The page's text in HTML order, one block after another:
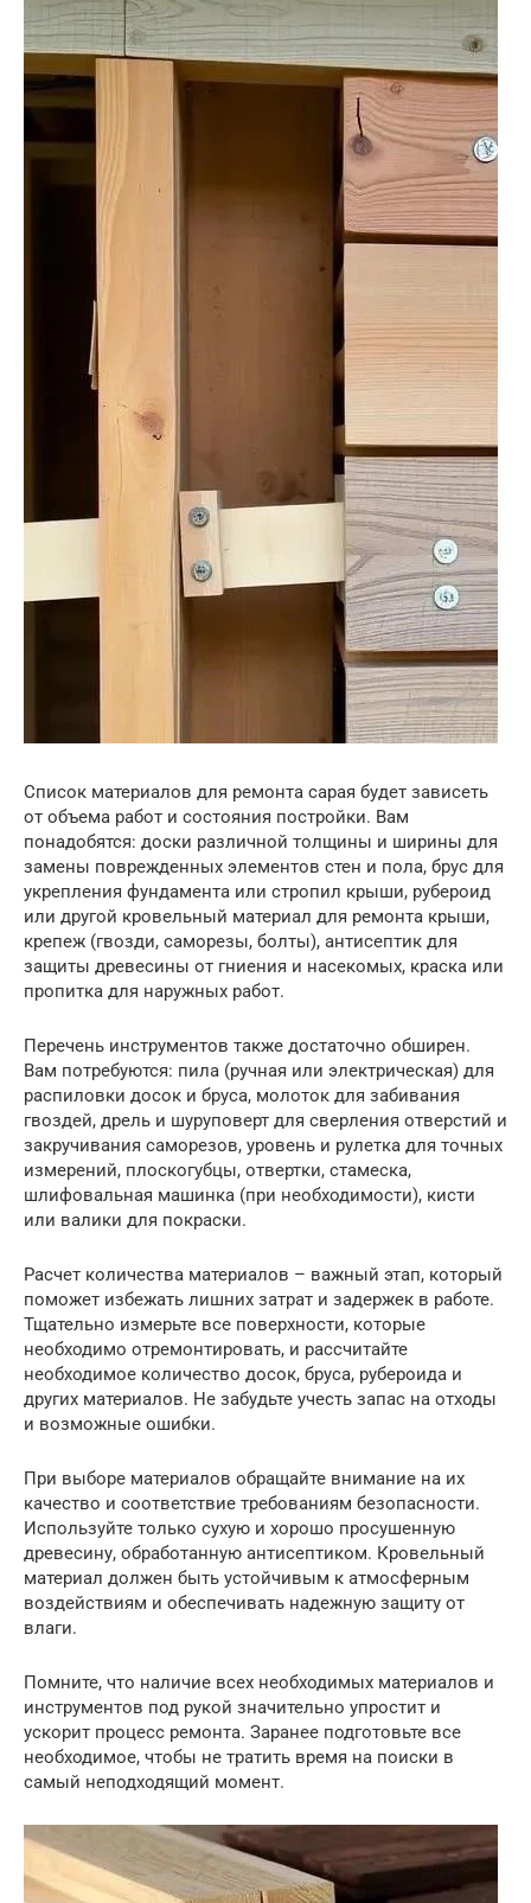
Список материалов для ремонта сарая будет зависеть
от объема работ и состояния постройки. Вам
понадобятся: доски различной толщины и ширины для
замены поврежденных элементов стен и пола, брус для
укрепления фундамента или стропил крыши, рубероид
или другой кровельный материал для ремонта крыши,
крепеж (гвозди, саморезы, болты), антисептик для
защиты древесины от гниения и насекомых, краска или
пропитка для наружных работ.
Перечень инструментов также достаточно обширен.
Вам потребуются: пила (ручная или электрическая) для
распиловки досок и бруса, молоток для забивания
гвоздей, дрель и шуруповерт для сверления отверстий и
закручивания саморезов, уровень и рулетка для точных
измерений, плоскогубцы, отвертки, стамеска,
шлифовальная машинка (при необходимости), кисти
или валики для покраски.
Расчет количества материалов – важный этап, который
поможет избежать лишних затрат и задержек в работе.
Тщательно измерьте все поверхности, которые
необходимо отремонтировать, и рассчитайте
необходимое количество досок, бруса, рубероида и
других материалов. Не забудьте учесть запас на отходы
и возможные ошибки.
При выборе материалов обращайте внимание на их
качество и соответствие требованиям безопасности.
Используйте только сухую и хорошо просушенную
древесину, обработанную антисептиком. Кровельный
материал должен быть устойчивым к атмосферным
воздействиям и обеспечивать надежную защиту от
влаги.
Помните, что наличие всех необходимых материалов и
инструментов под рукой значительно упростит и
ускорит процесс ремонта. Заранее подготовьте все
необходимое, чтобы не тратить время на поиски в
самый неподходящий момент.